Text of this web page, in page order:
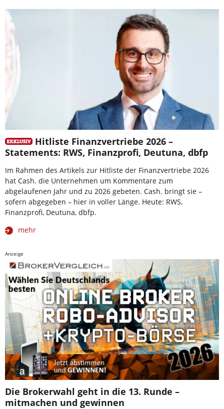
Hitliste Finanzvertriebe 2026 –
Statements: RWS, Finanzprofi, Deutuna, dbfp
Im Rahmen des Artikels zur Hitliste der Finanzvertriebe 2026
hat Cash. die Unternehmen um Kommentare zum
abgelaufenen Jahr und zu 2026 gebeten. Cash. bringt sie –
sofern abgegeben – hier in voller Länge. Heute: RWS,
Finanzprofi, Deutuna, dbfp.
mehr
Anzeige
Die Brokerwahl geht in die 13. Runde –
mitmachen und gewinnen